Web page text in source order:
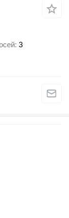
3